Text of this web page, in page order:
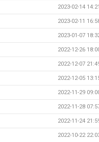
2023-02-14 14:21
2023-02-11
2023-01-07
2022-12-26
2022-12-07
2022-12-05
2022-11-29
2022-11-28
2022-11-24
2022-10-22